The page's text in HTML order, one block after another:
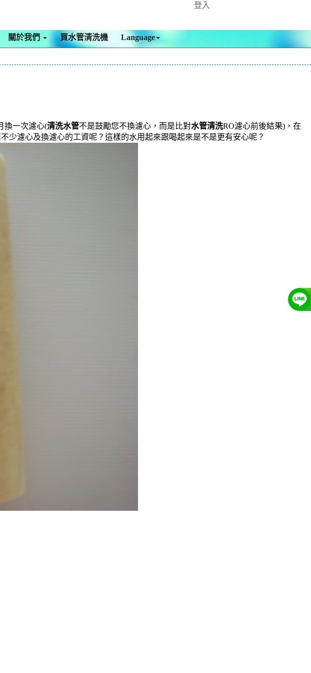
登入
關於我們 買水管清洗機 Language
換一次濾心(清洗水管不是鼓勵您不換濾心，而是比對水管清洗RO濾心前後結果)，在
少濾心及換濾心的工資呢？這樣的水用起來跟喝起來是不是更有安心呢？